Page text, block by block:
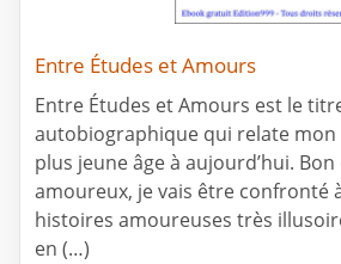
Entre Études et Amours
Entre Études et Amours est le
autobiographique qui relate
plus jeune âge à aujourd’hui.
amoureux, je vais être confronté
histoires amoureuses très
en (…)